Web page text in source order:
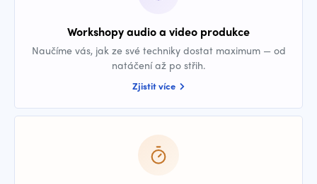
Workshopy audio a video produkce
Naučíme vás, jak ze své techniky dostat maximum — od
natáčení až po střih.
Zjistit více